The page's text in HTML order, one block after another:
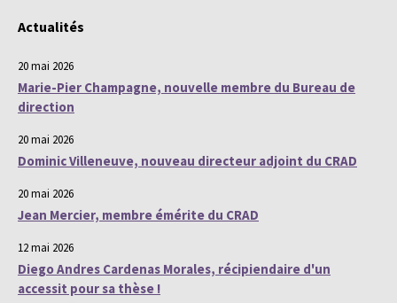
Actualités
20 mai 2026
Marie-Pier Champagne, nouvelle membre du Bureau de
direction
20 mai 2026
Dominic Villeneuve, nouveau directeur adjoint du CRAD
20 mai 2026
Jean Mercier, membre émérite du CRAD
12 mai 2026
Diego Andres Cardenas Morales, récipiendaire d'un
accessit pour sa thèse !